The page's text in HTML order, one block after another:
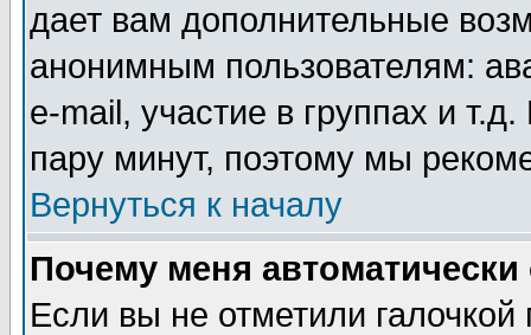
дает вам дополнительные
анонимным пользователям:
e-mail, участие в группах и
пару минут, поэтому мы
Вернуться к началу
Почему меня автоматически
Если вы не отметили галочкой